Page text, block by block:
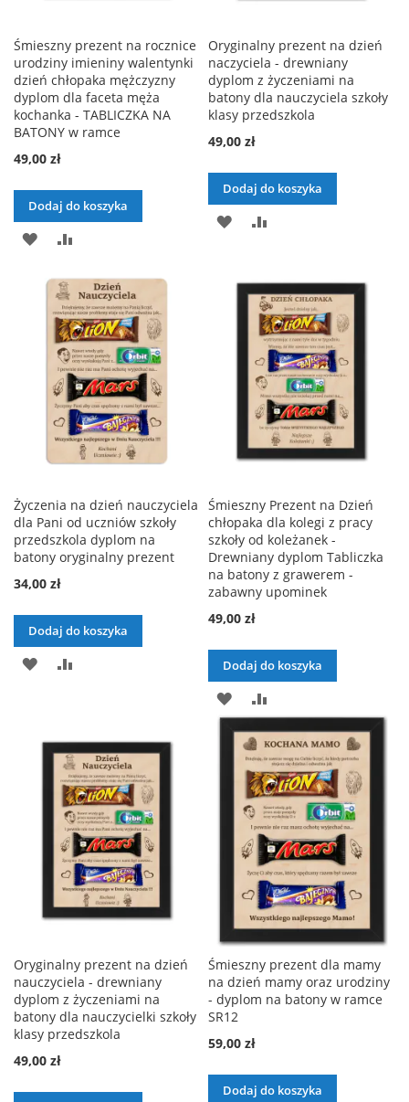
Śmieszny prezent na rocznice
urodziny imieniny walentynki
dzień chłopaka mężczyzny
dyplom dla faceta męża
kochanka - TABLICZKA NA
BATONY w ramce
49,00 zł
Dodaj do koszyka
DODAJ
LISTY
ŻYCZEŃ
Oryginalny prezent na dzień
naczyciela - drewniany
dyplom z życzeniami na
batony dla nauczyciela szkoły
klasy przedszkola
49,00 zł
Dodaj do koszyka
DODAJ
LISTY
ŻYCZEŃ
Życzenia na dzień nauczyciela
dla Pani od uczniów szkoły
przedszkola dyplom na
batony oryginalny prezent
34,00 zł
Dodaj do koszyka
DODAJ
ŻYCZEŃ
Śmieszny Prezent na Dzień
chłopaka dla kolegi z pracy
szkoły od koleżanek -
Drewniany dyplom Tabliczka
na batony z grawerem -
zabawny upominek
49,00 zł
Dodaj do koszyka
DODAJ
DO
LISTY
ŻYCZEŃ
Oryginalny prezent na dzień
nauczyciela - drewniany
dyplom z życzeniami na
batony dla nauczycielki szkoły
klasy przedszkola
49,00 zł
Śmieszny prezent dla mamy
na dzień mamy oraz urodziny
- dyplom na batony w ramce
SR12
59,00 zł
Dodaj do koszyka